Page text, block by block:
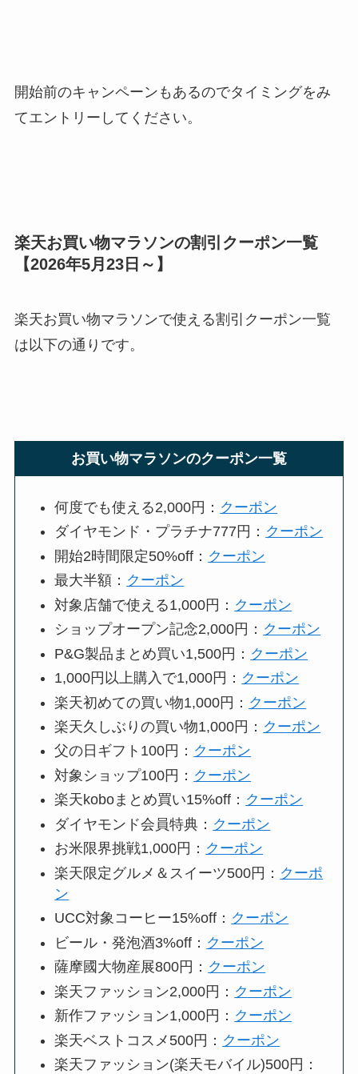
開始前のキャンペーンもあるのでタイミングをみ
てエントリーしてください。
楽天お買い物マラソンの割引クーポン一覧
【2026年5月23日～】
楽天お買い物マラソンで使える割引クーポン一覧
は以下の通りです。
お買い物マラソンのクーポン一覧
何度でも使える2,000円： クーポン
ダイヤモンド・プラチナ777円： クーポン
開始2時間限定50%off： クーポン
最大半額： クーポン
対象店舗で使える1,000円： クーポン
ショップオープン記念2,000円： クーポン
P&G製品まとめ買い1,500円： クーポン
1,000円以上購入で1,000円： クーポン
楽天初めての買い物1,000円： クーポン
楽天久しぶりの買い物1,000円： クーポン
父の日ギフト100円： クーポン
対象ショップ100円： クーポン
楽天koboまとめ買い15%off： クーポン
ダイヤモンド会員特典： クーポン
お米限界挑戦1,000円： クーポン
楽天限定グルメ＆スイーツ500円： クーポ
ン
UCC対象コーヒー15%off： クーポン
ビール・発泡酒3%off： クーポン
薩摩國大物産展800円： クーポン
楽天ファッション2,000円： クーポン
新作ファッション1,000円： クーポン
楽天ベストコスメ500円： クーポン
楽天ファッション(楽天モバイル)500円：